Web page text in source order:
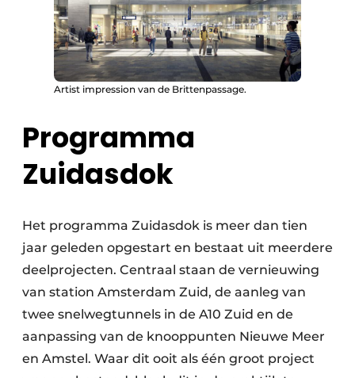
Artist impression van de Brittenpassage.
Programma
Zuidasdok
Het programma Zuidasdok is meer dan tien
jaar geleden opgestart en bestaat uit meerdere
deelprojecten. Centraal staan de vernieuwing
van station Amsterdam Zuid, de aanleg van
twee snelwegtunnels in de A10 Zuid en de
aanpassing van de knooppunten Nieuwe Meer
en Amstel. Waar dit ooit als één groot project